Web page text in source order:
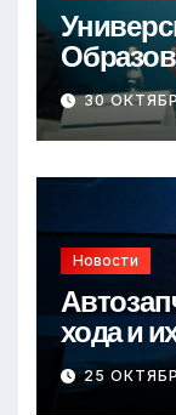
30
Новости
хода и
25